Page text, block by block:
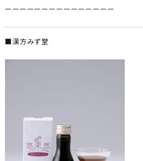
ーーーーーーーーーーーーーーー
■漢方みず堂